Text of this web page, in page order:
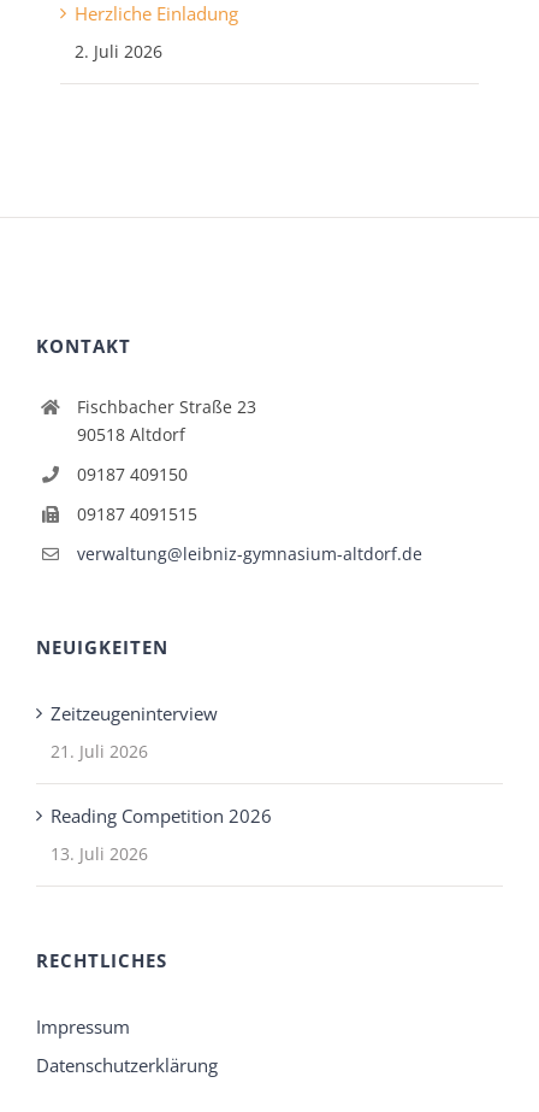
Herzliche Einladung
2. Juli 2026
KONTAKT
Fischbacher Straße 23
90518 Altdorf
09187 409150
09187 4091515
verwaltung@leibniz-gymnasium-altdorf.de
NEUIGKEITEN
Zeitzeugeninterview
21. Juli 2026
Reading Competition 2026
13. Juli 2026
RECHTLICHES
Impressum
Datenschutzerklärung